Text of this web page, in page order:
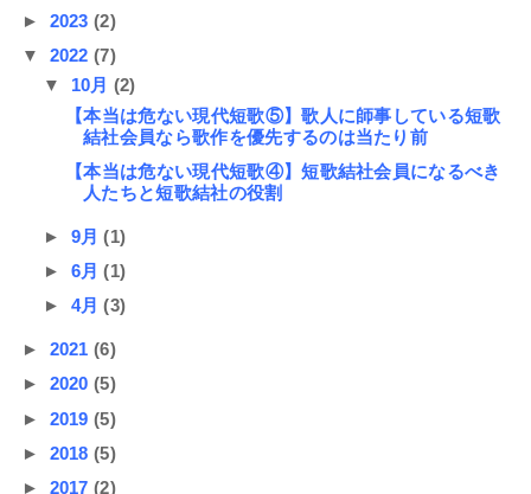
► 2023(2)
▼ 2022(7)
▼ 10月 (2)
【本当は危ない現代短歌⑤】歌人に師事している短歌
結社会員なら歌作を優先するのは当たり前
【本当は危ない現代短歌④】短歌結社会員になるべき
人たちと短歌結社の役割
► 9月(1)
► 6月(1)
► 4月(3)
► 2021(6)
► 2020(5)
► 2019(5)
► 2018(5)
► 2017(2)